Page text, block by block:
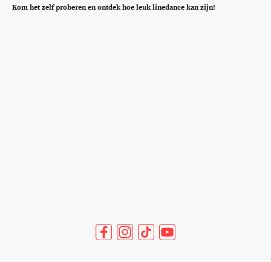
Kom het zelf proberen en ontdek hoe leuk linedance kan zijn!